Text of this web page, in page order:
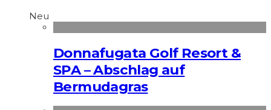
Neu
Donnafugata Golf Resort &
SPA – Abschlag auf
Bermudagras